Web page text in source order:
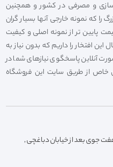
سازی و مصرفی در کشور و همچنین
را که نمونه خارجی آنها بسیار گران
پایین تر از نمونه اصلی و کیفیت
افتخار را داریم که بدون نیاز به
آنلاین پاسخگوی نیازهای شما در
خاص از طریق سایت این فروشگاه
جوی بعد از خیابان دباغچی ,